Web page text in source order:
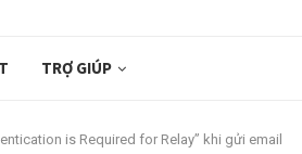
TRỢ GIÚP
is Required for Relay” khi gửi email